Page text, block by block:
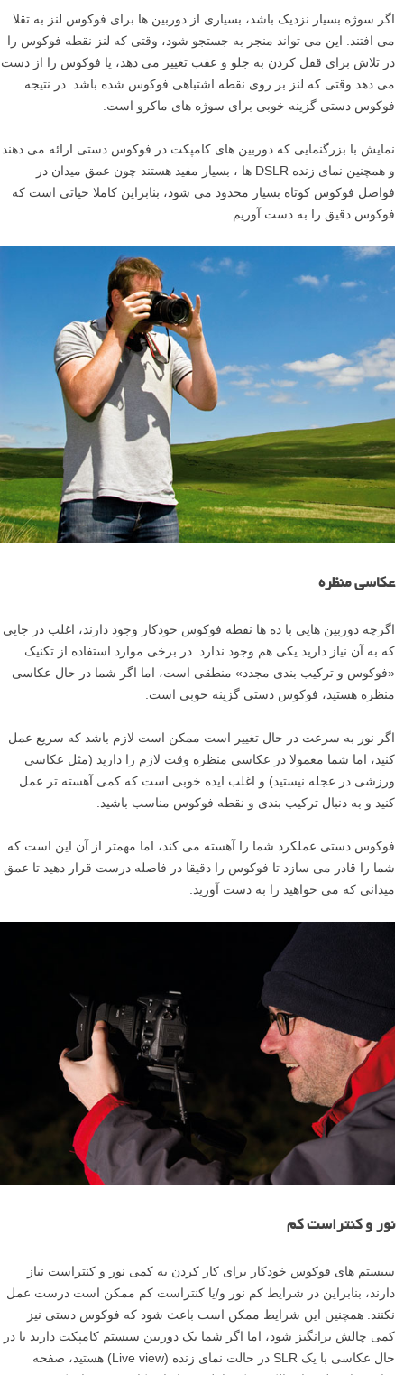
اگر سوژه بسیار نزدیک باشد، بسیاری از دوربین ها برای فوکوس لنز به تقلا
می افتند. این می تواند منجر به جستجو شود، وقتی که لنز نقطه فوکوس را
در تلاش برای قفل کردن به جلو و عقب تغییر می دهد، یا فوکوس را از دست
می دهد وقتی که لنز بر روی نقطه اشتباهی فوکوس شده باشد. در نتیجه
فوکوس دستی گزینه خوبی برای سوژه های ماکرو است.
نمایش با بزرگنمایی که دوربین های کامپکت در فوکوس دستی ارائه می دهند
و همچنین نمای زنده DSLR ها ، بسیار مفید هستند چون عمق میدان در
فواصل فوکوس کوتاه بسیار محدود می شود، بنابراین کاملا حیاتی است که
فوکوس دقیق را به دست آوریم.
عکاسی منظره
اگرچه دوربین هایی با ده ها نقطه فوکوس خودکار وجود دارند، اغلب در جایی
که به آن نیاز دارید یکی هم وجود ندارد. در برخی موارد استفاده از تکنیک
«فوکوس و ترکیب بندی مجدد» منطقی است، اما اگر شما در حال عکاسی
منظره هستید، فوکوس دستی گزینه خوبی است.
اگر نور به سرعت در حال تغییر است ممکن است لازم باشد که سریع عمل
کنید، اما شما معمولا در عکاسی منظره وقت لازم را دارید (مثل عکاسی
ورزشی در عجله نیستید) و اغلب ایده خوبی است که کمی آهسته تر عمل
کنید و به دنبال ترکیب بندی و نقطه فوکوس مناسب باشید.
فوکوس دستی عملکرد شما را آهسته می کند، اما مهمتر از آن این است که
شما را قادر می سازد تا فوکوس را دقیقا در فاصله درست قرار دهید تا عمق
میدانی که می خواهید را به دست آورید.
نور و کنتراست کم
سیستم های فوکوس خودکار برای کار کردن به کمی نور و کنتراست نیاز
دارند، بنابراین در شرایط کم نور و/یا کنتراست کم ممکن است درست عمل
نکنند. همچنین این شرایط ممکن است باعث شود که فوکوس دستی نیز
کمی چالش برانگیز شود، اما اگر شما یک دوربین سیستم کامپکت دارید یا در
حال عکاسی با یک SLR در حالت نمای زنده (Live view) هستید، صفحه